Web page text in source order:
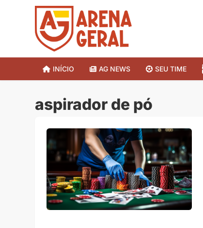
INÍCIO AG NEWS SEU TIME
aspirador de pó